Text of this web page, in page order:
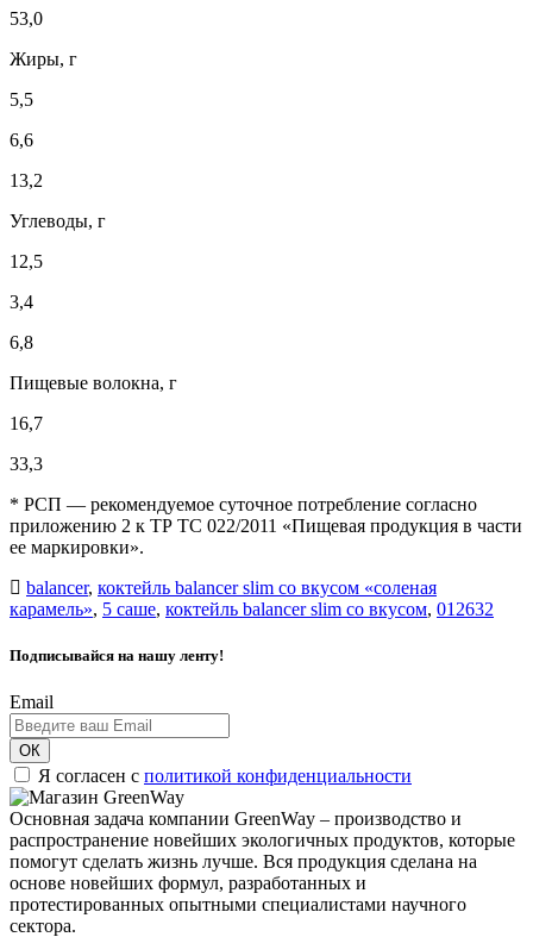
53,0
Жиры, г
5,5
6,6
13,2
Углеводы, г
12,5
3,4
6,8
Пищевые волокна, г
16,7
33,3
* РСП — рекомендуемое суточное потребление согласно
приложению 2 к ТР ТС 022/2011 «Пищевая продукция в части
ее маркировки».
balancer, коктейль balancer slim со вкусом «соленая
карамель», 5 саше, коктейль balancer slim со вкусом, 012632
Подписывайся на нашу ленту!
Email
ОК
Я согласен с политикой конфиденциальности
Основная задача компании GreenWay – производство и
распространение новейших экологичных продуктов, которые
помогут сделать жизнь лучше. Вся продукция сделана на
основе новейших формул, разработанных и
протестированных опытными специалистами научного
сектора.